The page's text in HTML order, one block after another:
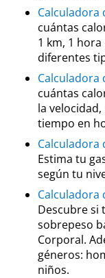
Calculadora
cuántas
1 km, 1
diferentes
Calculadora
cuántas
la
tiempo en
Calculadora
Estima tu
según tu
Calculadora
Descubre si
sobrepeso
Corporal.
géneros:
niños.